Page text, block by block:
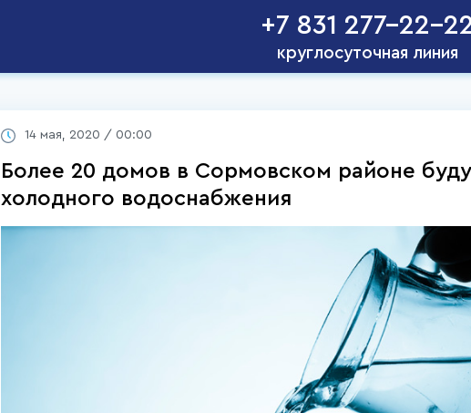
+7 831 277-22-
круглосуточная линия
14 мая, 2020 / 00:00
Более 20 домов в Сормовском районе
холодного водоснабжения